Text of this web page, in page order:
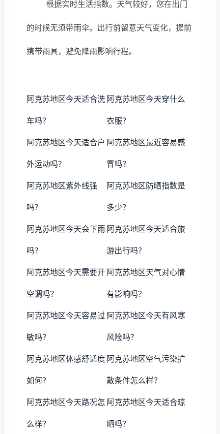
根据实时生活指数。天气较好，您在出门
的时候无须带雨伞。出行前留意天气变化，提前
携带雨具，避免降雨影响行程。
阿克苏地区今天适合洗
车吗？
阿克苏地区今天穿什么
衣服？
阿克苏地区今天适合户
外运动吗？
阿克苏地区最近容易感
冒吗？
阿克苏地区紫外线强
吗？
阿克苏地区防晒指数是
多少？
阿克苏地区今天会下雨
吗？
阿克苏地区今天适合旅
游出行吗？
阿克苏地区今天需要开
空调吗？
阿克苏地区天气对心情
有影响吗？
阿克苏地区今天容易过
敏吗？
阿克苏地区今天有风寒
风险吗？
阿克苏地区体感舒适度
如何？
阿克苏地区空气污染扩
散条件怎么样？
阿克苏地区今天路况怎
么样？
阿克苏地区今天适合晾
晒吗？